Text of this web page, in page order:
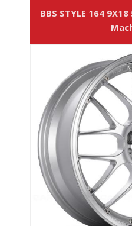
BBS STYLE 164